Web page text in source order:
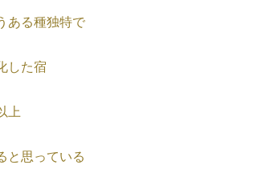
ある種独特で
した宿
上
と思っている